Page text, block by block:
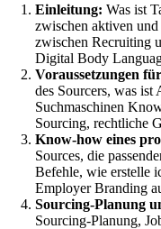
Einleitung: Was ist
zwischen aktiven
zwischen Recruiting
Digital Body
Voraussetzungen
des Sourcers, was
Suchmaschinen
Sourcing, rechtliche
Know-how eines
Sources, die
Befehle, wie erstelle
Employer Branding
Sourcing-Planung
Sourcing-Planung,